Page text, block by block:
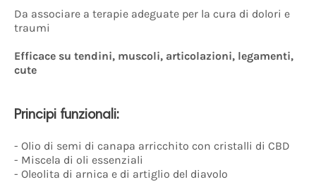
Da associare a terapie adeguate per la cura di dolori e
traumi
Efficace su tendini, muscoli, articolazioni, legamenti,
cute
Principi funzionali:
- Olio di semi di canapa arricchito con cristalli di CBD
- Miscela di oli essenziali
- Oleolita di arnica e di artiglio del diavolo